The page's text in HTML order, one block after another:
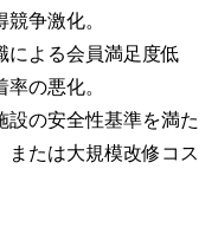
争激化。
による会員満足度低
の悪化。
設の安全性基準を満た
または大規模改修コス